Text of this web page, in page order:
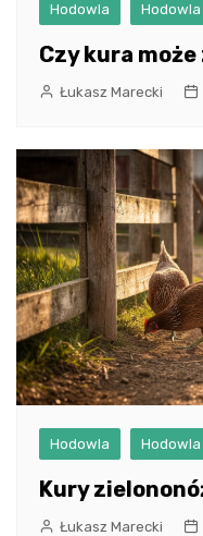
Hodowla
Czy kura
Łukasz Marecki
Hodowla
Kury
Łukasz Marecki